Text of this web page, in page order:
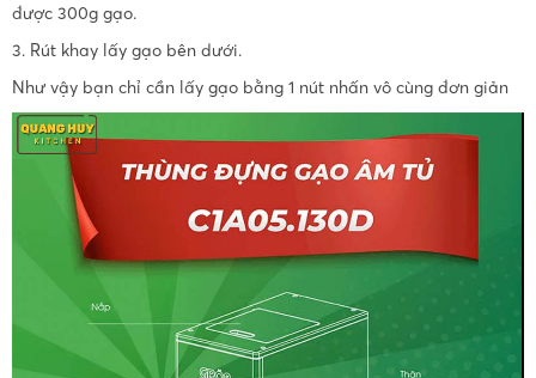
được 300g gạo.
3. Rút khay lấy gạo bên dưới.
Như vậy bạn chỉ cần lấy gạo bằng 1 nút nhấn vô cùng đơn giản